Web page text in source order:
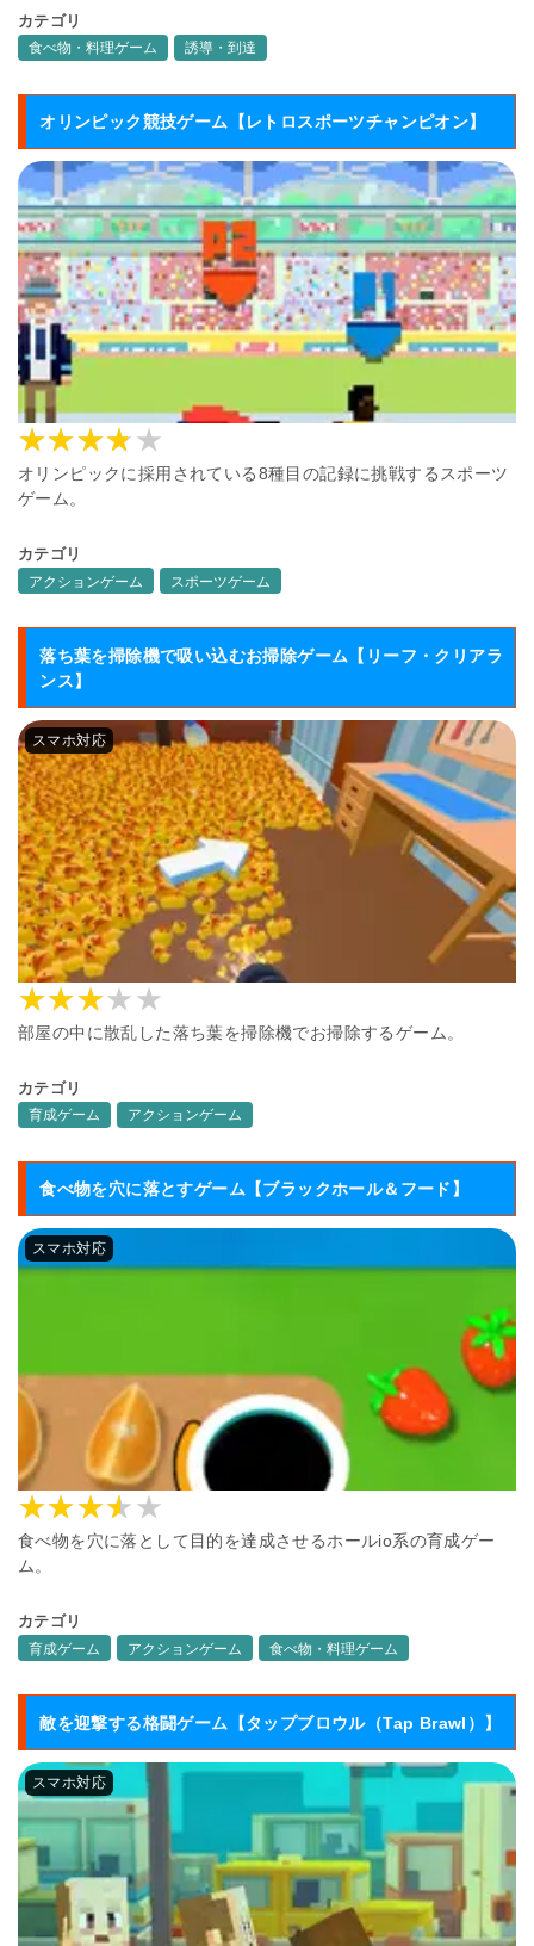
カテゴリ
食べ物・料理ゲーム
誘導・到達
オリンピック競技ゲーム【レトロスポーツチャンピオン】
オリンピックに採用されている8種目の記録に挑戦するスポーツ
ゲーム。
カテゴリ
アクションゲーム
スポーツゲーム
落ち葉を掃除機で吸い込むお掃除ゲーム【リーフ・クリアラ
ンス】
部屋の中に散乱した落ち葉を掃除機でお掃除するゲーム。
カテゴリ
育成ゲーム
アクションゲーム
食べ物を穴に落とすゲーム【ブラックホール＆フード】
食べ物を穴に落として目的を達成させるホールio系の育成ゲー
ム。
カテゴリ
育成ゲーム
アクションゲーム 食べ物・料理ゲーム
敵を迎撃する格闘ゲーム【タップブロウル（Tap Brawl）】